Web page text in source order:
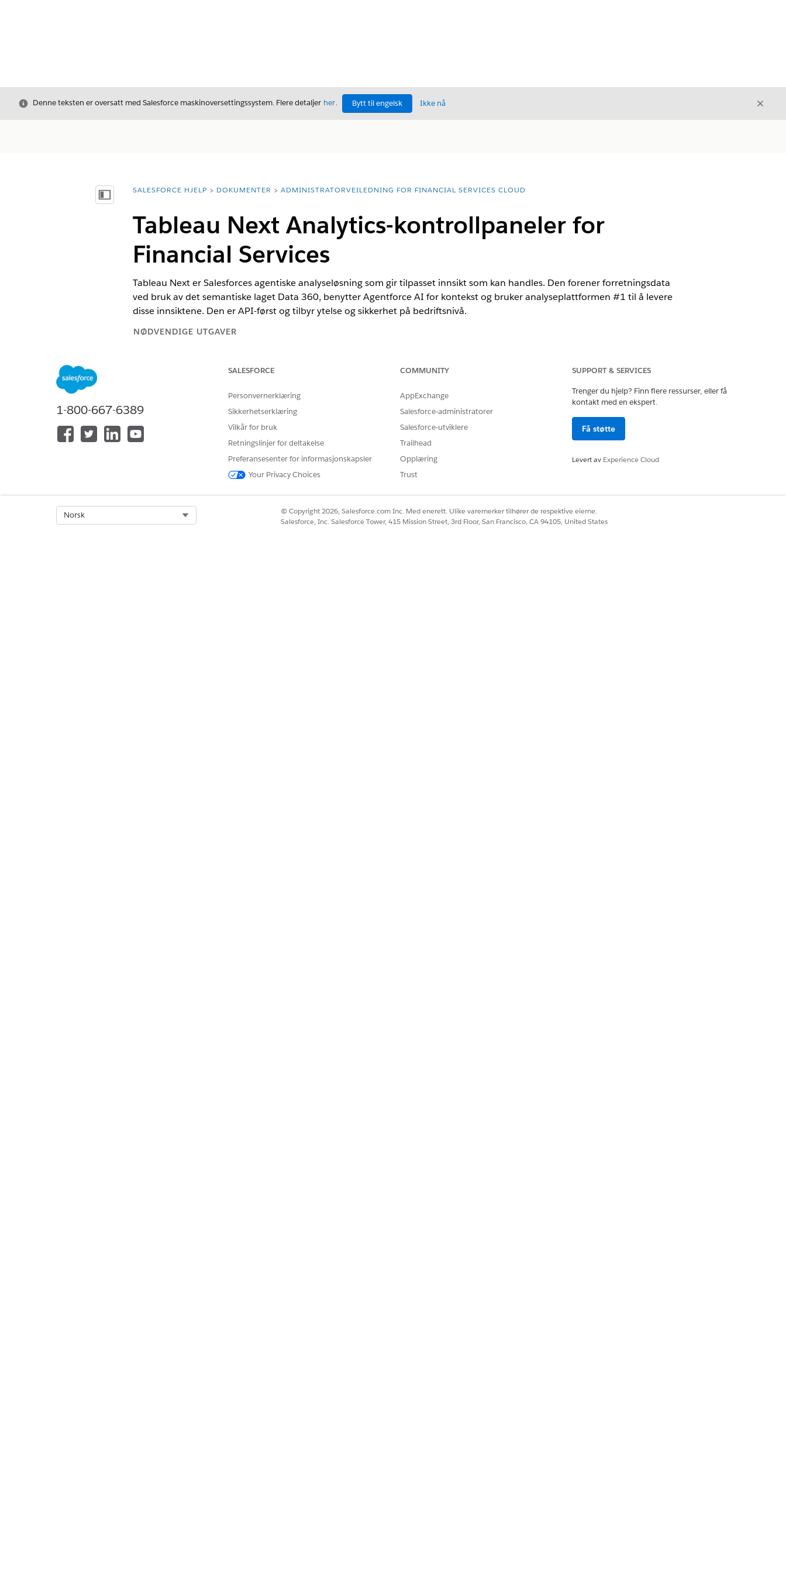
Avslutt
Denne teksten er oversatt med Salesforce maskinoversettingssystem. Flere detaljer her. Bytt til engelsk Ikke nå Avslutt
Vis innholdsfortegnelse
Du er her:
SALESFORCE HJELP DOKUMENTER ADMINISTRATORVEILEDNING FOR FINANCIAL SERVICES CLOUD
Tableau Next Analytics-kontrollpaneler for
Financial Services
Tableau Next er Salesforces agentiske analyseløsning som gir tilpasset innsikt som kan handles. Den forener forretningsdata
ved bruk av det semantiske laget Data 360, benytter Agentforce AI for kontekst og bruker analyseplattformen #1 til å levere
disse innsiktene. Den er API-først og tilbyr ytelse og sikkerhet på bedriftsnivå.
NØDVENDIGE UTGAVER
Installer Tableau Next Analytics-kontrollpaneler for å gi detaljhandelsbankansvarlige en omfattende, datastyrt visning som gjør det
enklere å levere en tilpasset og sømløs Retail Banking. Disse kraftige, forhåndsbygde kontrollpanelene viser handlingsorienterte
innsikter på tvers av viktige ytelsesområder, inkludert Customer 360, innskuddstrender, salgsemnegenerering, henvisningskilder og
avdelingsaktivitetsoptimalisering. Ved å forene disse dataene kan bankansvarlige drive tilpassede engasjementsstrategier, øke
Få omfattende, rollespesifikke datainnsikt på tvers av kunder, innskudd, salgsemner, henvisninger og filialaktivitet med Retail Banking
Insights-kontrollpanelene. Overvåk kundeytelse og engasjement, analyser bankaktivitet og spor kundeverving og konverteringsarbeid.
Gir Retail Personal Bankers og Branch Staff muligheten til å ta informerte beslutninger og prioritere arbeidet effektivt.
1-800-667-6389
SALESFORCE
Personvernerklæring
Sikkerhetserklæring
Vilkår for bruk
Retningslinjer for deltakelse
Preferansesenter for informasjonskapsler
Your Privacy Choices
COMMUNITY
AppExchange
Salesforce-administratorer
Salesforce-utviklere
Trailhead
Opplæring
Trust
SUPPORT & SERVICES
Trenger du hjelp? Finn flere ressurser, eller få
kontakt med en ekspert.
Få støtte
Levert av Experience Cloud
Norsk
© Copyright 2026, Salesforce.com Inc. Med enerett. Ulike varemerker tilhører de respektive eierne.
Salesforce, Inc. Salesforce Tower, 415 Mission Street, 3rd Floor, San Francisco, CA 94105, United States